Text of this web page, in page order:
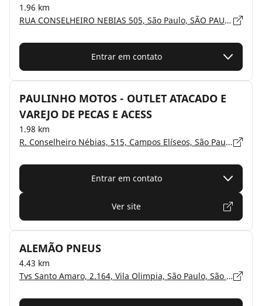
1.96 km
RUA CONSELHEIRO NEBIAS 505, São Paulo, SÃO PAULO - 01203-001
Entrar em contato
PAULINHO MOTOS - OUTLET ATACADO E
VAREJO DE PECAS E ACESS
1.98 km
R. Conselheiro Nébias, 515, Campos Elíseos, São Paulo, São Paulo - 01203-001
Entrar em contato
Ver site
ALEMÃO PNEUS
4.43 km
Tvs Santo Amaro, 2.164, Vila Olimpia, São Paulo, São Paulo - 04506-003